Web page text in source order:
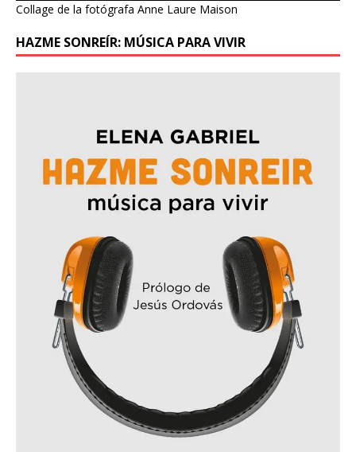
Collage de la fotógrafa Anne Laure Maison
HAZME SONREÍR: MÚSICA PARA VIVIR